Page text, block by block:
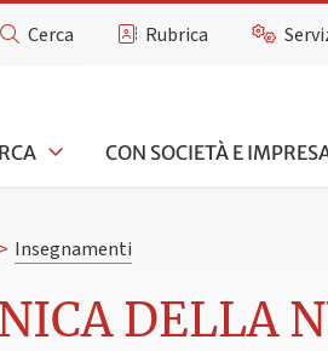
Cerca Rubrica
CON SOCIETÀ E
> Insegnamenti
DELLA